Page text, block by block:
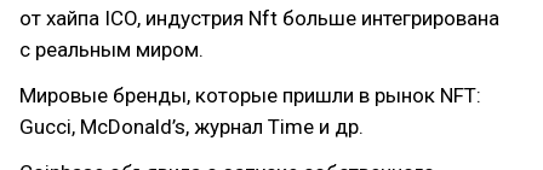
от хайпа ICO, индустрия Nft больше интегрирована
с реальным миром.
Мировые бренды, которые пришли в рынок NFT:
Gucci, McDonald’s, журнал Time и др.